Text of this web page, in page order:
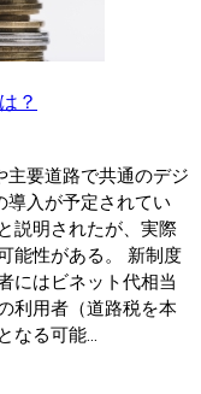
？
主要道路で共通のデジ
導入が予定されてい
説明されたが、実際
能性がある。 新制度
にはビネット代相当
利用者（道路税を本
る可能...